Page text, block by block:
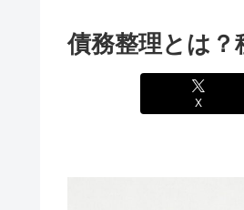
債務整理とは
X